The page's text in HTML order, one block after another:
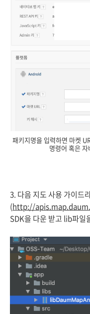
패키지명을 입력하면 마켓
명령어 혹은
3. 다음 지도 사용 가이드
(http://
SDK을 다운 받고 lib파일